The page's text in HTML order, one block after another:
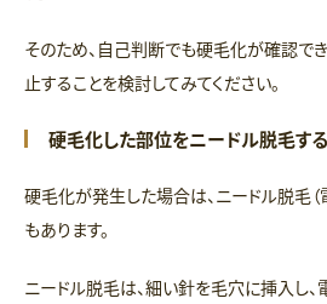
そのため、自己判断でも硬毛化が確認で
止することを検討してみてください。
硬毛化した部位をニードル脱毛する
硬毛化が発生した場合は、ニードル脱毛
もあります。
ニードル脱毛は、細い針を毛穴に挿入し